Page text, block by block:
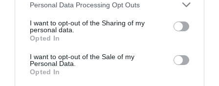
Personal Data Processing Opt Outs
I want to opt-out of the Sharing of my
personal data.
Opted In
I want to opt-out of the Sale of my
Personal Data.
Opted In
Publicidad
2Playbook Club